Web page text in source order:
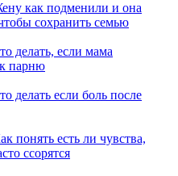
как подменили и она
сохранить семью
делать, если мама
к парню
делать если боль после
понять есть ли чувства,
ссорятся